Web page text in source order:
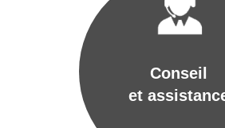
Conseil
et